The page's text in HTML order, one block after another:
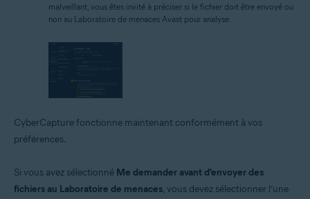
malveillant, vous êtes invité à préciser si le fichier doit être envoyé ou
non au Laboratoire de menaces Avast pour analyse.
CyberCapture fonctionne maintenant conformément à vos
préférences.
Si vous avez sélectionné Me demander avant d'envoyer des
fichiers au Laboratoire de menaces, vous devez sélectionner l’une